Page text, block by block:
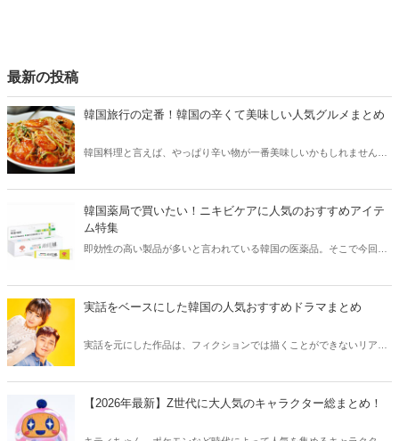
最新の投稿
韓国旅行の定番！韓国の辛くて美味しい人気グルメまとめ
韓国料理と言えば、やっぱり辛い物が一番美味しいかもしれません。
方も必見です。
韓国薬局で買いたい！ニキビケアに人気のおすすめアイテ
ム特集
即効性の高い製品が多いと言われている韓国の医薬品。そこで今回は
う。
実話をベースにした韓国の人気おすすめドラマまとめ
実話を元にした作品は、フィクションでは描くことができないリアル
【2026年最新】Z世代に大人気のキャラクター総まとめ！